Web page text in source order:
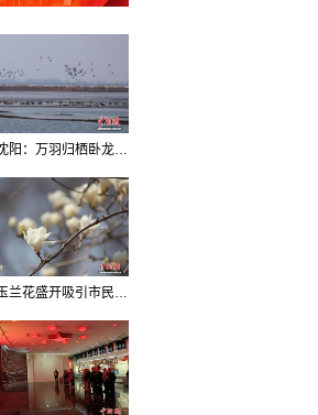
辽宁沈阳：万羽归栖卧龙湖看群鸟齐飞
沈阳玉兰花盛开吸引市民打卡